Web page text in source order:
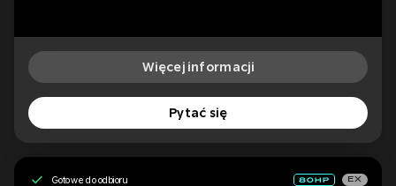
Więcej informacji
Pytać się
Gotowe do odbioru EX